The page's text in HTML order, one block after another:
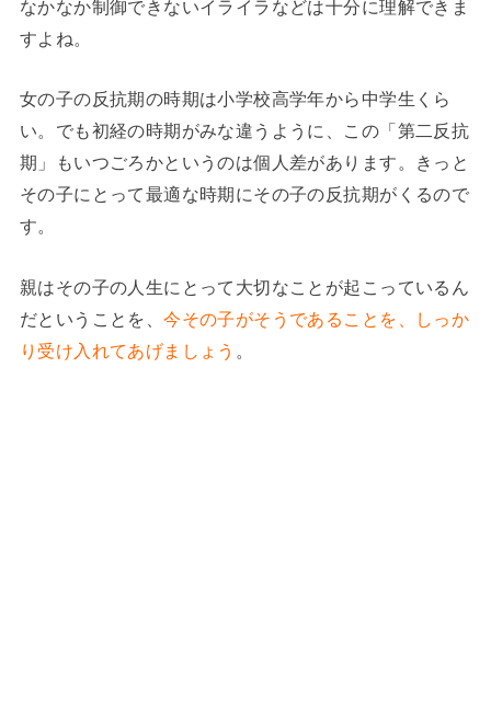
なかなか制御できないイライラなどは十分に理解できま
すよね。
女の子の反抗期の時期は小学校高学年から中学生くら
い。でも初経の時期がみな違うように、この「第二反抗
期」もいつごろかというのは個人差があります。きっと
その子にとって最適な時期にその子の反抗期がくるので
す。
親はその子の人生にとって大切なことが起こっているん
だということを、今その子がそうであることを、しっか
り受け入れてあげましょう